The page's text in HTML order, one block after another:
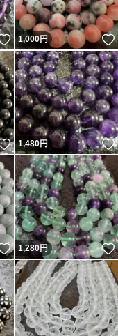
いいね！
1,000円
いいね！
1,480円
いいね！
1,280円